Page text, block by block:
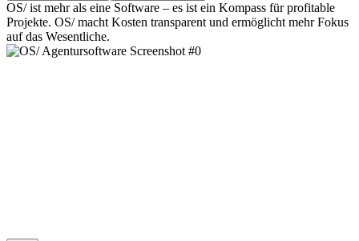
OS/ ist mehr als eine Software – es ist ein Kompass für profitable
Projekte. OS/ macht Kosten transparent und ermöglicht mehr Fokus
auf das Wesentliche.